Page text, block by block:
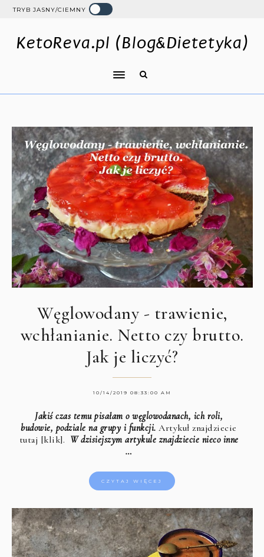
TRYB JASNY/CIEMNY
KetoReva.pl (Blog&Dietetyka)
Węglowodany - trawienie,
wchłanianie. Netto czy brutto.
Jak je liczyć?
10/14/2019 08:33:00 AM
Jakiś czas temu pisałam o węglowodanach, ich roli,
budowie, podziale na grupy i funkcji.Artykuł znajdziecie
tutaj [klik]. W dzisiejszym artykule znajdziecie nieco inne
…
CZYTAJ WIĘCEJ